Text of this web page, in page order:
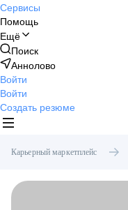
Сервисы
Помощь
Ещё
Поиск
Аннолово
Войти
Войти
Создать резюме
Карьерный маркетплейс